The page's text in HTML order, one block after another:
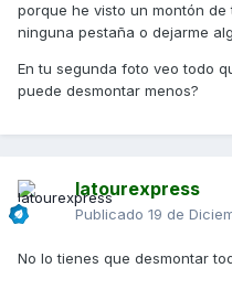
porque he visto un montón
ninguna pestaña o dejarme
En tu segunda foto veo todo
puede desmontar menos?
latourexpress
Publicado 19 de
No lo tienes que desmontar